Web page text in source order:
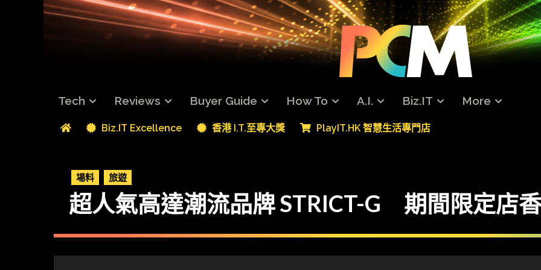
Tech Reviews Buyer Guide How To A.I. Biz.IT More
Biz.IT Excellence 香港 I.T.至專大獎 PlayIT.HK 智慧生活專門店
場料 旅遊
超人氣高達潮流品牌 STRICT-G 期間限定店